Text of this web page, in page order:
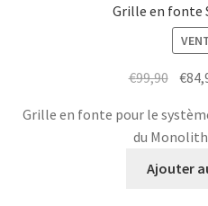
Grille en fonte
€99,90 Le
initial
était :
€
Grille en fonte pour le
du Monolith
Ajouter